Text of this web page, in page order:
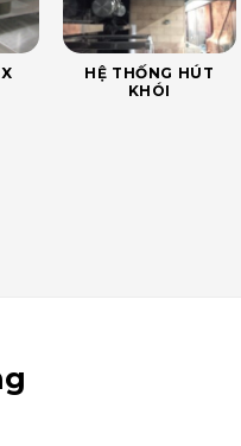
HỆ THỐNG HÚT
KHÓI